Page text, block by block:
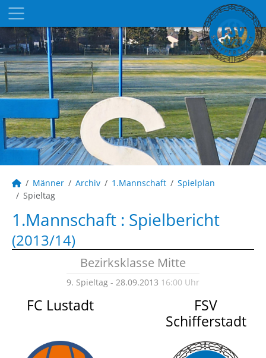
Männer Archiv 1.Mannschaft
Spielplan
Spieltag
1.Mannschaft : Spielbericht
(2013/14)
Bezirksklasse Mitte
9. Spieltag - 28.09.2013 16:00 Uhr
FC Lustadt
FSV
Schifferstadt